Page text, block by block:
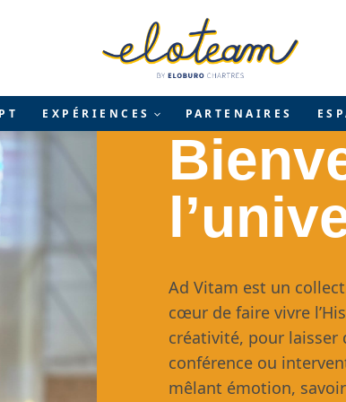
EXPÉRIENCES PARTENAIRES
Ad Vitam est un
cœur de faire vivre
créativité, pour laisser
conférence ou
mêlant émotion,